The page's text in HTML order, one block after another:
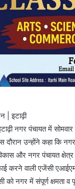
| इटाढ़ी
नगर पंचायत में
दौरान उन्होंने कहा कि
और नगर पंचायत
करने वाली एजेंसी
को नगर में संपूर्ण क्षमता